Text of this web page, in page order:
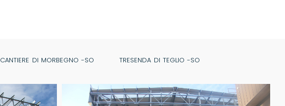
CANTIERE DI MORBEGNO -SO TRESENDA DI TEGLIO -SO